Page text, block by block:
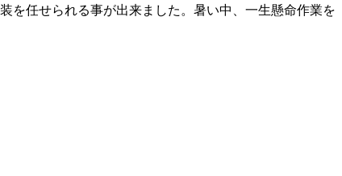
を任せられる事が出来ました。暑い中、一生懸命作業を